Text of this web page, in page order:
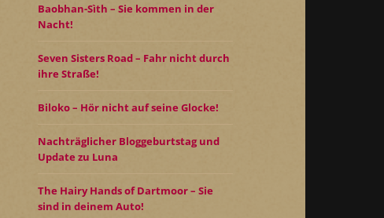
Baobhan-Sìth – Sie kommen in der
Nacht!
Seven Sisters Road – Fahr nicht durch
ihre Straße!
Biloko – Hör nicht auf seine Glocke!
Nachträglicher Bloggeburtstag und
Update zu Luna
The Hairy Hands of Dartmoor – Sie
sind in deinem Auto!